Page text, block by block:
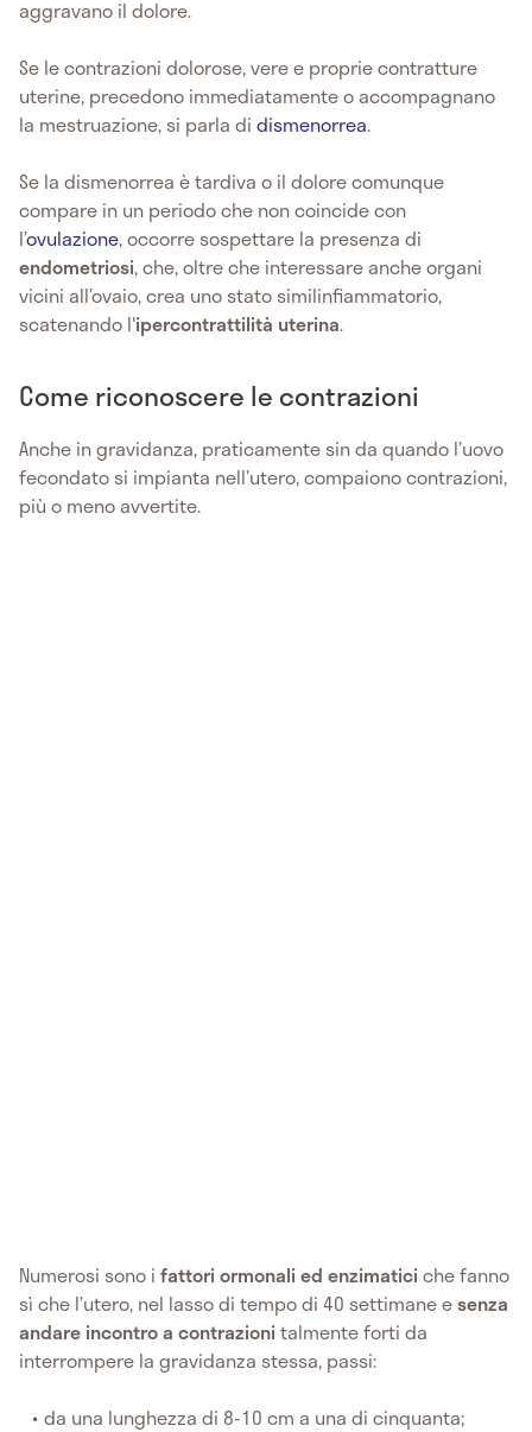
aggravano il dolore.
Se le contrazioni dolorose, vere e proprie contratture
uterine, precedono immediatamente o accompagnano
la mestruazione, si parla di dismenorrea.
Se la dismenorrea è tardiva o il dolore comunque
compare in un periodo che non coincide con
l’ovulazione, occorre sospettare la presenza di
endometriosi, che, oltre che interessare anche organi
vicini all’ovaio, crea uno stato similinfiammatorio,
scatenando l'ipercontrattilità uterina.
Come riconoscere le contrazioni
Anche in gravidanza, praticamente sin da quando l’uovo
fecondato si impianta nell’utero, compaiono contrazioni,
più o meno avvertite.
Numerosi sono i fattori ormonali ed enzimaticiche fanno
sì che l’utero, nel lasso di tempo di 40 settimane esenza
andare incontro a contrazionitalmente forti da
interrompere la gravidanza stessa, passi:
da una lunghezza di 8-10 cm a una di cinquanta;